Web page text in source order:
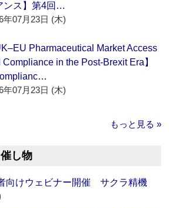
ンス】第4回…
年07月23日 (木)
Pharmaceutical Market Access
Compliance in the Post-Brexit Era】
年07月23日 (木)
もっと見る »
し物
向けウェビナー開催 サクラ精機